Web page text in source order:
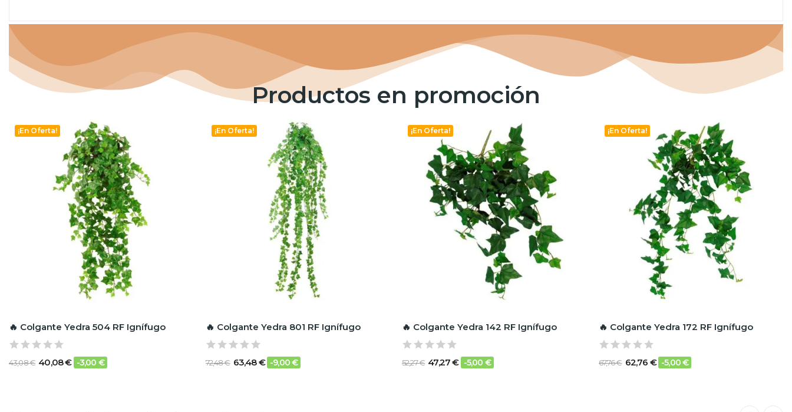
Productos en promoción
¡En Oferta!
🔥 Colgante Yedra 504 RF Ignífugo
43,08 € 40,08 € -3,00 €
¡En Oferta!
🔥 Colgante Yedra 801 RF Ignífugo
72,48 € 63,48 € -9,00 €
¡En Oferta!
🔥 Colgante Yedra 142 RF Ignífugo
52,27 € 47,27 € -5,00 €
¡En Oferta!
🔥 Colgante Yedra 172 RF Ignífugo
67,76 € 62,76 € -5,00 €